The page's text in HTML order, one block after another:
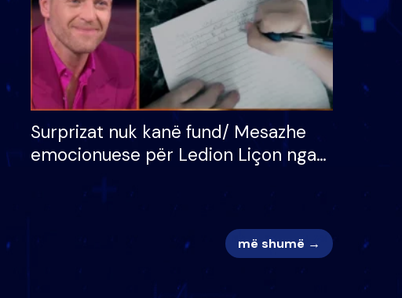
Surprizat nuk kanë fund/ Mesazhe
emocionuese për Ledion Liçon nga
më shumë →